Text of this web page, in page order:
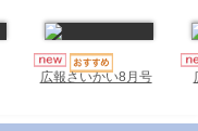
広報さいかい8月号